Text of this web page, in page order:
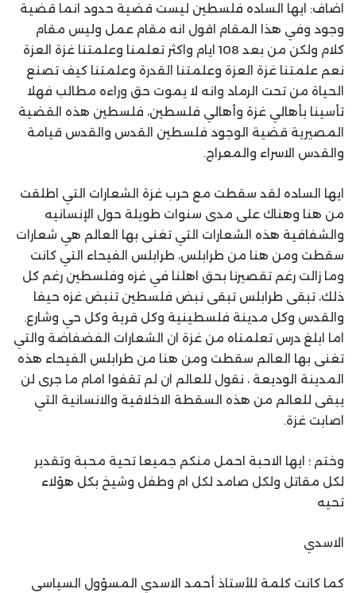
اضاف: ايها الساده فلسطين ليست قضية حدود انما قضية
وجود وفي هذا المقام اقول انه مقام عمل وليس مقام
كلام ولكن من بعد 108 ايام واكثر تعلمنا وعلمتنا غزة العزة
نعم علمتنا غزة العزة وعلمتنا القدرة وعلمتنا كيف تصنع
الحياة من تحت الرماد وانه لا يموت حق وراءه مطالب فهلا
تأسينا بأهالي غزة وأهالي فلسطين، فلسطين هذه القضية
المصيرية قضية الوجود فلسطين القدس والقدس قيامة
والقدس الاسراء والمعراج.
ايها الساده لقد سقطت مع حرب غزة الشعارات التي اطلقت
من هنا وهناك على مدى سنوات طويلة حول الإنسانيه
والشفافية هذه الشعارات التي تغنى بها العالم هي شعارات
سقطت ومن هنا من طرابلس، طرابلس الفيحاء التي كانت
وما زالت رغم تقصيرنا بحق اهلنا في غزه وفلسطين رغم كل
ذلك، تبقى طرابلس تبقى نبض فلسطين تنبض غزه حيفا
والقدس وكل مدينة فلسطينية وكل قرية وكل حي وشارع.
اما ابلغ درس تعلمناه من غزة ان الشعارات الفضفاضة والتي
تغنى بها العالم سقطت ومن هنا من طرابلس الفيحاء هذه
المدينة الوديعة ، نقول للعالم ان لم تقفوا امام ما جرى لن
يبقى للعالم من هذه السقطة الاخلاقية والانسانية التي
اصابت غزة.
وختم ؛ ايها الاحبة احمل منكم جميعا تحية محبة وتقدير
لكل مقاتل ولكل صامد لكل ام وطفل وشيخ بكل هؤلاء
تحيه
الاسدي
كما كانت كلمة للأستاذ أحمد الاسدي المسؤول السياسي